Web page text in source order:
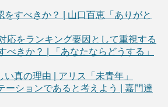
をすべきか？ | 山口百恵「ありがと
応をランキング要因として重視する
べきか？ | 「あなたならどうする」
い真の理由 | アリス「未青年」
ーションであると考えよう | 嘉門達